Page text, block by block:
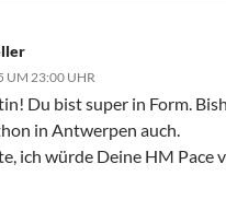
UM 23:00 UHR
Du bist super in Form.
in Antwerpen auch.
ich würde Deine HM Pace